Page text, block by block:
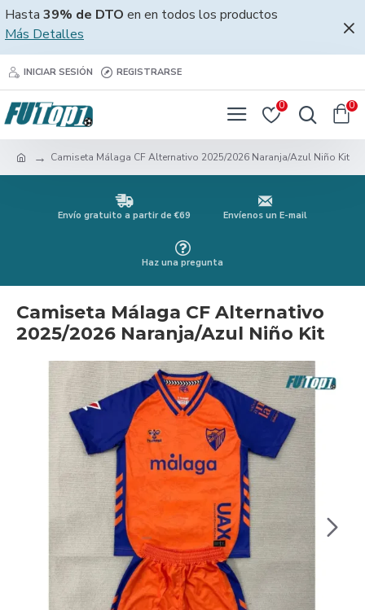
Hasta 39% de DTO en en todos los productos
Más Detalles
INICIAR SESIÓN REGISTRARSE
0 0
Camiseta Málaga CF Alternativo 2025/2026 Naranja/Azul Niño Kit
Envío gratuito a partir de €69 Envíenos un E-mail
Haz una pregunta
Camiseta Málaga CF Alternativo
2025/2026 Naranja/Azul Niño Kit